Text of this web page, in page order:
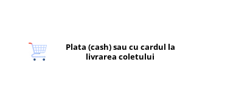
Plata (cash) sau cu cardul la
livrarea coletului